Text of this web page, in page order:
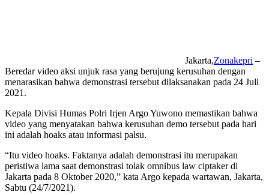
Jakarta,Zonakepri –
Beredar video aksi unjuk rasa yang berujung kerusuhan dengan
menarasikan bahwa demonstrasi tersebut dilaksanakan pada 24 Juli
2021.
Kepala Divisi Humas Polri Irjen Argo Yuwono memastikan bahwa
video yang menyatakan bahwa kerusuhan demo tersebut pada hari
ini adalah hoaks atau informasi palsu.
“Itu video hoaks. Faktanya adalah demonstrasi itu merupakan
peristiwa lama saat demonstrasi tolak omnibus law ciptaker di
Jakarta pada 8 Oktober 2020,” kata Argo kepada wartawan, Jakarta,
Sabtu (24/7/2021).